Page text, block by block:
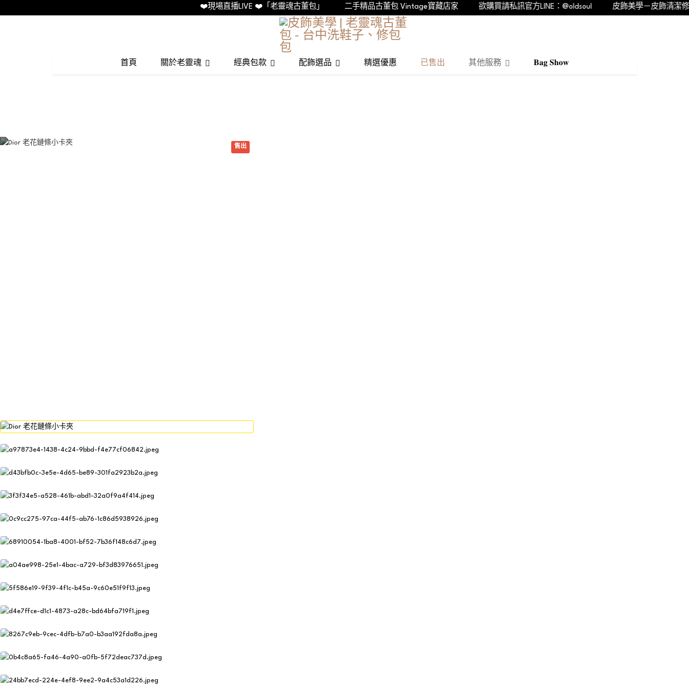
❤️現場直播LIVE ❤️「老靈魂古董包」 二手精品古董包 Vintage寶藏店家 欲購買請私訊官方LINE：@oldsoul 皮飾美學－皮飾清潔修繕的
首頁 關於老靈魂 經典包款 配飾選品 精選優惠 已售出 其他服務 𝐁𝐚𝐠 𝐒𝐡𝐨𝐰